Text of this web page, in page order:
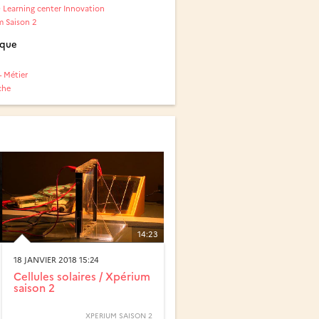
Learning center Innovation
Saison 2
Métier
14:23
18 JANVIER 2018 15:24
Cellules solaires / Xpérium
saison 2
XPERIUM SAISON 2